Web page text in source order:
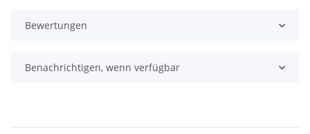
Bewertungen
Benachrichtigen, wenn verfügbar